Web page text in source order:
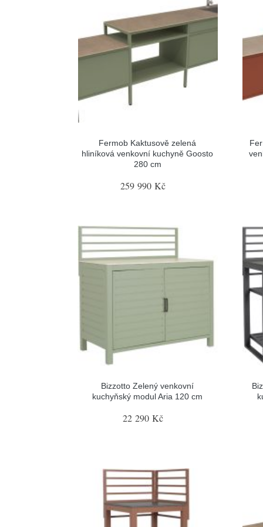
Fermob Kaktusově zelená
hliníková venkovní kuchyně Goosto
280 cm
259 990 Kč
Bizzotto Zelený venkovní
kuchyňský modul Aria 120 cm
22 290 Kč